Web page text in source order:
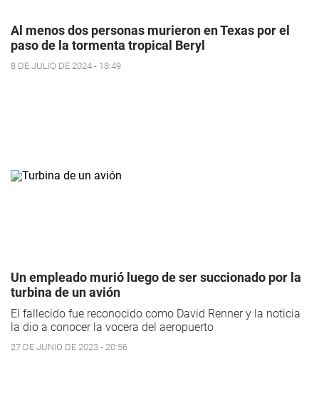
Al menos dos personas murieron en Texas por el
paso de la tormenta tropical Beryl
8 DE JULIO DE 2024 - 18:49
Un empleado murió luego de ser succionado por la
turbina de un avión
El fallecido fue reconocido como David Renner y la noticia
la dio a conocer la vocera del aeropuerto
27 DE JUNIO DE 2023 - 20:56